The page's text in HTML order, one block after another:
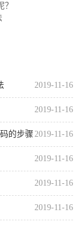
2019-11-16
2019-11-16
2019-11-16
的步骤
2019-11-16
2019-11-16
2019-11-16